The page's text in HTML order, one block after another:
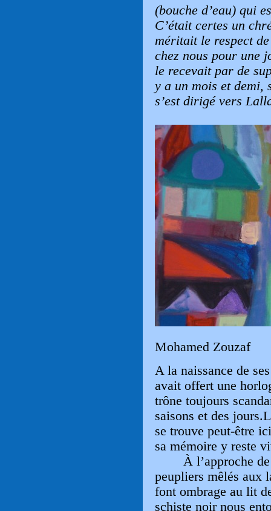
(bouche d’eau) qui
C’était certes un
méritait le respect
chez nous pour une
le recevait par de
y a un mois et demi,
s’est dirigé vers
Mohamed Zouzaf
A la naissance de
avait offert une
trône toujours
saisons et des
se trouve peut-être
sa mémoire y reste
À l’approche
peupliers mêlés aux
font ombrage au lit
schiste noir nous